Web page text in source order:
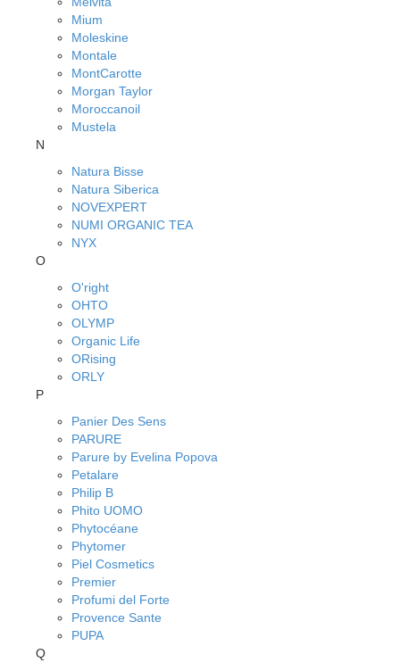
Mium
Moleskine
Montale
MontCarotte
Morgan Taylor
Moroccanoil
Mustela
N
Natura Bisse
Natura Siberica
NOVEXPERT
NUMI ORGANIC TEA
NYX
O
O'right
OHTO
OLYMP
Organic Life
ORising
ORLY
P
Panier Des Sens
PARURE
Parure by Evelina Popova
Petalare
Philip B
Phito UOMO
Phytocéane
Phytomer
Piel Cosmetics
Premier
Profumi del Forte
Provence Sante
PUPA
Q